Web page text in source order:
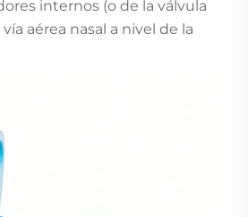
internos (o de la válvula
aérea nasal a nivel de la